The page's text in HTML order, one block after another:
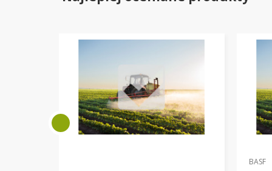
BASF